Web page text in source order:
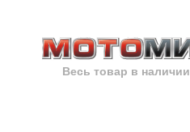
Весь товар в наличии